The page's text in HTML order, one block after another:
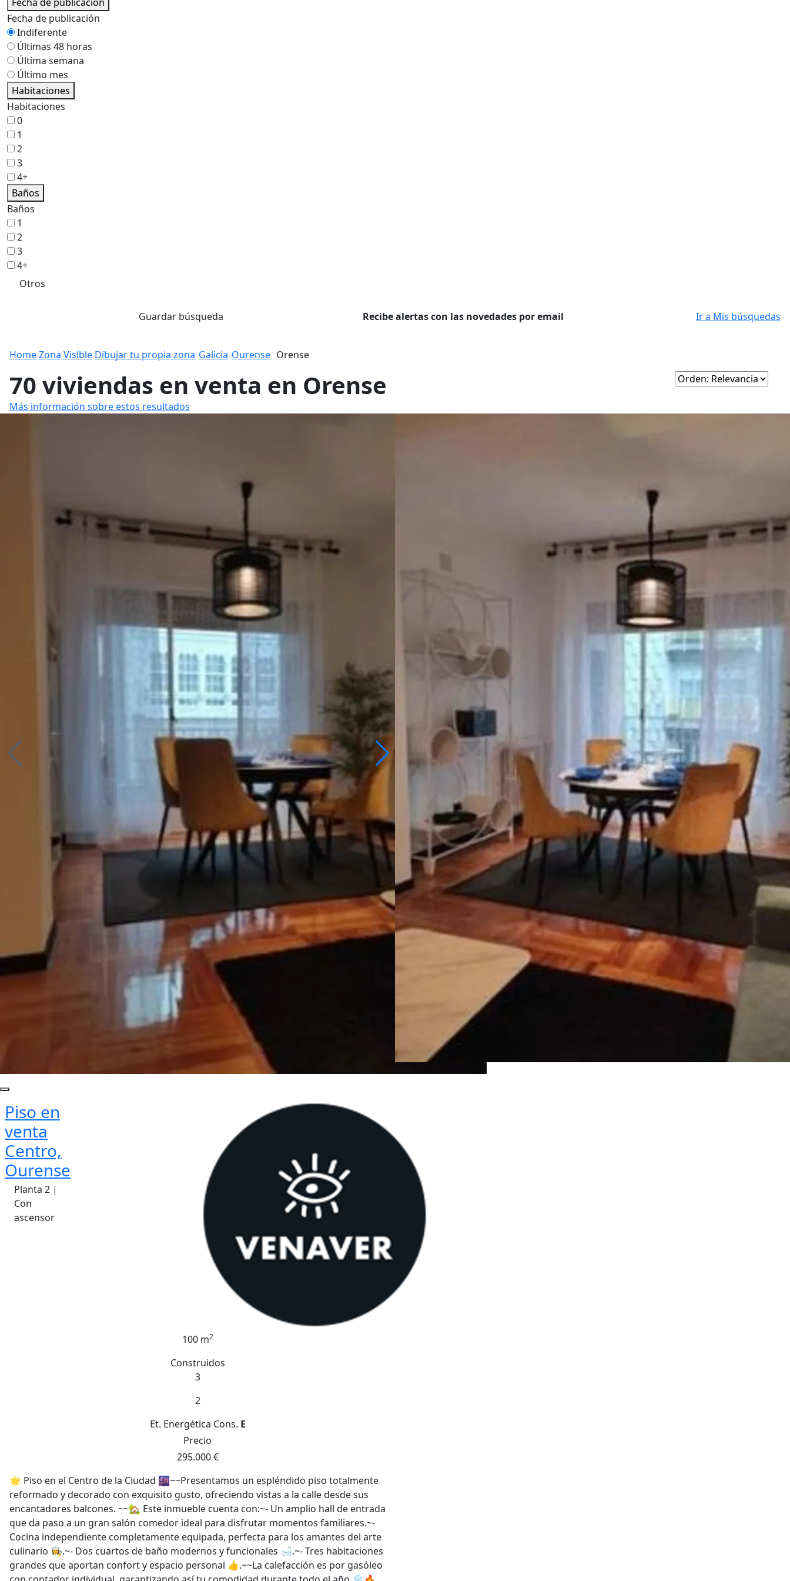
Fecha de publicación
Indiferente
Últimas 48 horas
Última semana
Último mes
Habitaciones
Habitaciones
0
1
2
3
4+
Baños
Baños
1
2
3
4+
Otros
Guardar búsqueda Recibe alertas con las novedades por email Ir a Mis búsquedas
HomeZona Vislble Dibujar tu propia zona Galicia Ourense Orense
70 viviendas en venta en Orense
Más información sobre estos resultados
Piso en
venta
Centro,
Ourense
Planta 2 |
Con
ascensor
100 m2
Construidos
3
2
Et. Energética Cons. E
Precio
295.000 €
🌟 Piso en el Centro de la Ciudad 🌆~~Presentamos un espléndido piso totalmente
reformado y decorado con exquisito gusto, ofreciendo vistas a la calle desde sus
encantadores balcones. ~~🏡 Este inmueble cuenta con:~- Un amplio hall de entrada
que da paso a un gran salón comedor ideal para disfrutar momentos familiares.~-
Cocina independiente completamente equipada, perfecta para los amantes del arte
culinario 👩‍🍳.~- Dos cuartos de baño modernos y funcionales 🛁.~- Tres habitaciones
grandes que aportan confort y espacio personal 👍.~~La calefacción es por gasóleo